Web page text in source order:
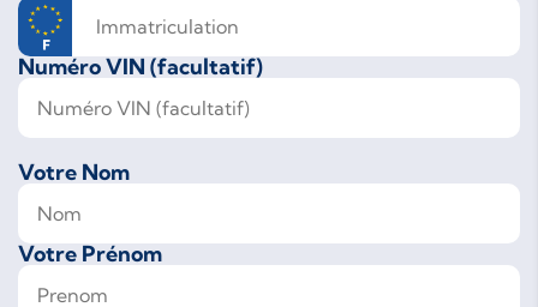
Numéro VIN (facultatif)
Votre Nom
Votre Prénom